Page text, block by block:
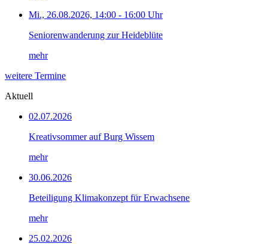
Mi., 26.08.2026, 14:00 - 16:00 Uhr
Seniorenwanderung zur Heideblüte
mehr
weitere Termine
Aktuell
02.07.2026
Kreativsommer auf Burg Wissem
mehr
30.06.2026
Beteiligung Klimakonzept für Erwachsene
mehr
25.02.2026